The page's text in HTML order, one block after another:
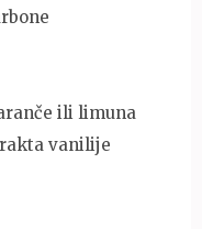
ili limuna
vanilije